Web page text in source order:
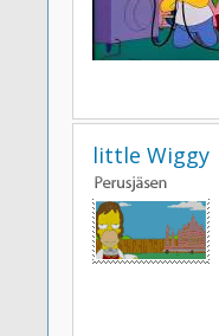
little Wiggy